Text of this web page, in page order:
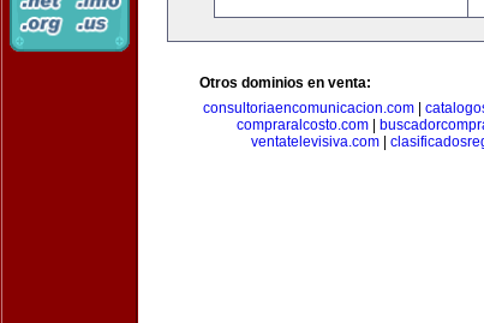
Otros dominios en venta:
consultoriaencomunicacion.com
compraralcosto.com|
ventatelevisiva.com